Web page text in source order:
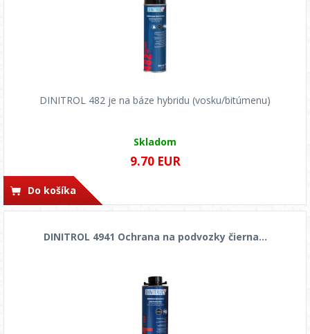
DINITROL 482 je na báze hybridu (vosku/bitúmenu)
Skladom
9.70 EUR
Do košíka
DINITROL 4941 Ochrana na podvozky čierna...